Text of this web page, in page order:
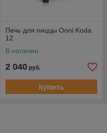
Печь для пиццы Ooni Koda
12
В наличии
2 040 руб.
Купить